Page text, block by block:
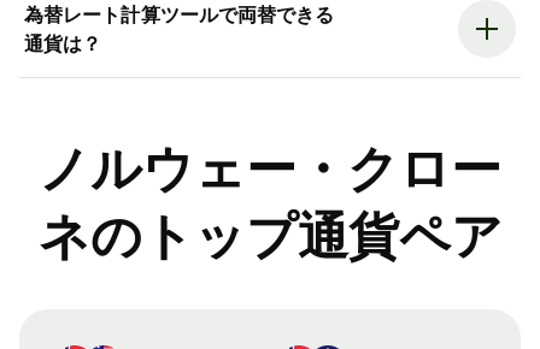
為替レート計算ツールで両替できる
通貨は？
ノルウェー・クロー
ネのトップ通貨ペア